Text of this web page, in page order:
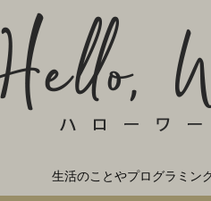
生活のことやプログラミン